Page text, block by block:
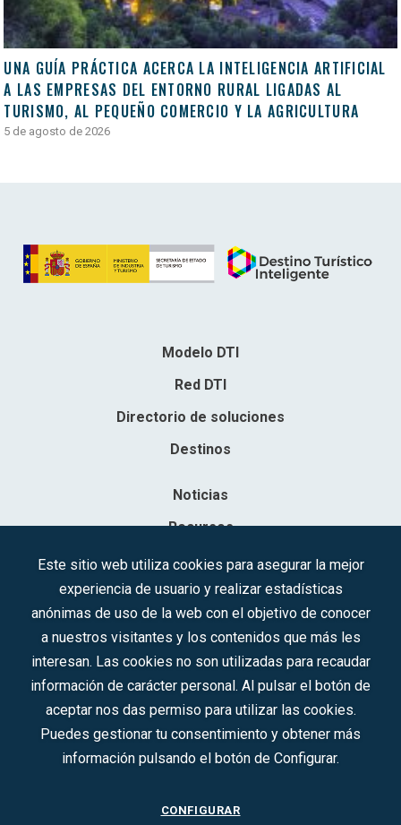
UNA GUÍA PRÁCTICA ACERCA LA INTELIGENCIA ARTIFICIAL
A LAS EMPRESAS DEL ENTORNO RURAL LIGADAS AL
TURISMO, AL PEQUEÑO COMERCIO Y LA AGRICULTURA
5 de agosto de 2026
Modelo DTI
Red DTI
Directorio de soluciones
Destinos
Noticias
Recursos
Contacto
Sociedad Mercantil Estatal para la Gestión de la Innovación y las
Síguenos en redes sociales:
CONTACTO
Este sitio web utiliza cookies para asegurar la mejor
experiencia de usuario y realizar estadísticas
anónimas de uso de la web con el objetivo de conocer
a nuestros visitantes y los contenidos que más les
interesan. Las cookies no son utilizadas para recaudar
información de carácter personal. Al pulsar el botón de
aceptar nos das permiso para utilizar las cookies.
Puedes gestionar tu consentimiento y obtener más
información pulsando el botón de Configurar.
CONFIGURAR